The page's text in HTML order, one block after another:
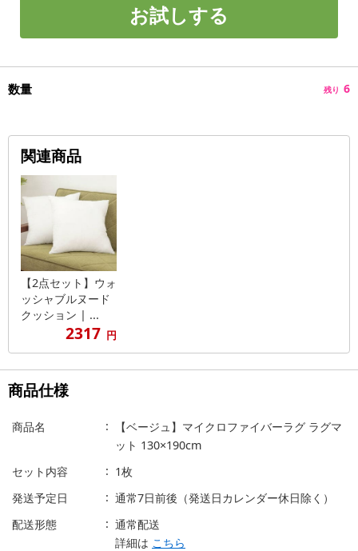
お試しする
数量 残り 6
関連商品
【2点セット】ウォ
ッシャブルヌード
クッション | ...
2317 円
商品仕様
商品名
【ベージュ】マイクロファイバーラグ ラグマ
ット 130×190cm
セット内容
1枚
発送予定日
通常7日前後（発送日カレンダー休日除く）
配送形態
通常配送
詳細は こちら